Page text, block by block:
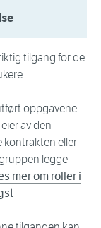
tilgang for de
oppgavene
av den
kontrakten eller
legge
mer om roller i